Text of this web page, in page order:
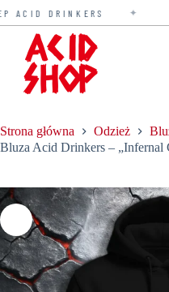
DRINKERS
Przejdź
treści
Strona główna Odzież
Bluza Acid Drinkers – „Infernal